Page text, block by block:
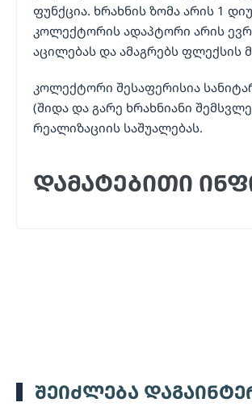
ფუნქცია. ხრახნის ზომა არის 1
კოლექტორის ადაპტორი არის
აცილებას და ამაგრებს ფლექსის
კოლექტორი შესაფერისია
(შიდა და გარე ხრახნიანი
რეალიზაციის საშუალებას.
დამატებითი
შეიძლება